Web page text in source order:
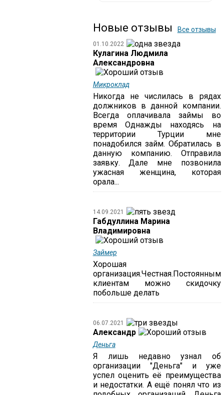
Новые отзывы Все отзывы
01.10.2022
Кулагина Людмила
Александровна
Микроклад
Никогда не числилась в рядах
должников в данной компании.
Всегда оплачивала займы во
время Однажды находясь на
территории Турции мне
понадобился займ. Обратилась в
данную компанию. Отправила
заявку. Дале мне позвонила
ужасная женщина, которая
орала...
14.09.2021
Габдуллина Марина
Владимировна
Займер
Хорошая
организация.Честная.Постоянным
клиентам можно скидочку
побольше делать
06.07.2021
Александр
Деньга
Я лишь недавно узнал об
организации "Деньга" и уже
успел оценить её преимущества
и недостатки. А ещё понял что из